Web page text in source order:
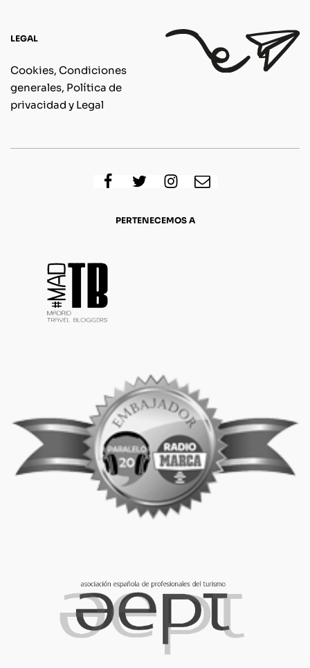
LEGAL
Cookies, Condiciones
generales, Política de
privacidad y Legal
PERTENECEMOS A